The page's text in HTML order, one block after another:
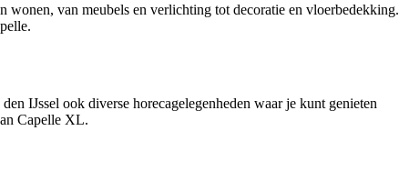
wonen, van meubels en verlichting tot decoratie en vloerbedekking.
IJssel ook diverse horecagelegenheden waar je kunt genieten
Capelle XL.